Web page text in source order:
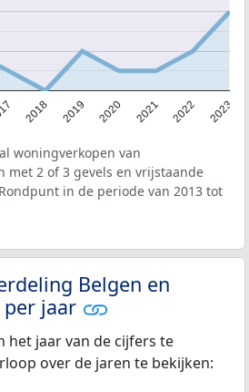
2018 2019 2020 2021 2022 2023
woningverkopen van
met 2 of 3 gevels en vrijstaande
in de periode van 2013 tot
Belgen en
jaar
het jaar van de cijfers te
over de jaren te bekijken: